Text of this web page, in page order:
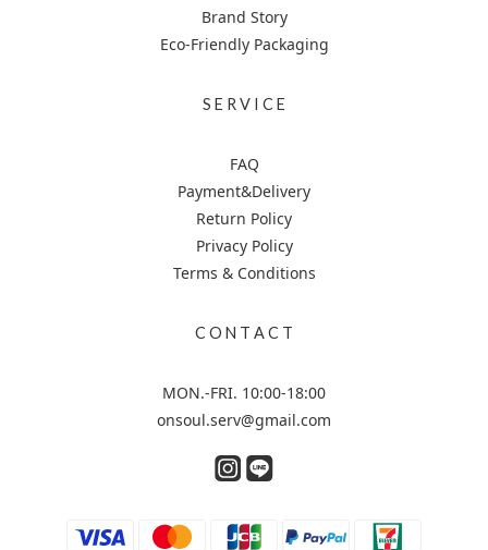
Brand Story
Eco-Friendly Packaging
S E R V I C E
FAQ
Payment&Delivery
Return Policy
Privacy Policy
Terms & Conditions
C O N T A C T
MON.-FRI. 10:00-18:00
onsoul.serv@gmail.com